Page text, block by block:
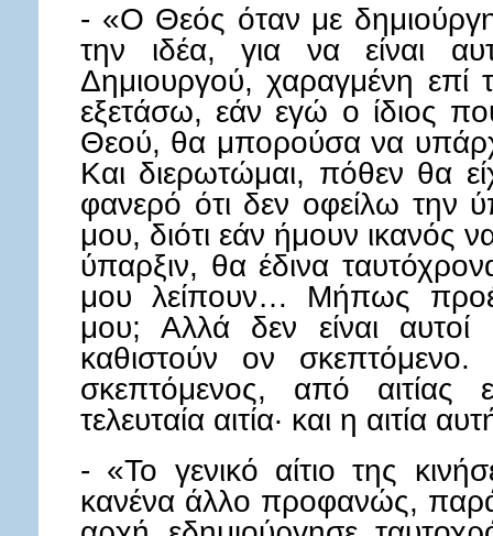
- «Ο Θεός όταν με
την ιδέα, για να είναι
Δημιουργού, χαραγμένη
εξετάσω, εάν εγώ ο ίδιος
Θεού, θα μπορούσα να
Και διερωτώμαι, πόθεν θα
φανερό ότι δεν οφείλω την
μου, διότι εάν ήμουν ικανός
ύπαρξιν, θα έδινα
μου λείπουν… Μήπως
μου; Αλλά δεν είναι
καθιστούν ον
σκεπτόμενος, από
τελευταία αιτία· και η αιτία
- «Το γενικό αίτιο της
κανένα άλλο προφανώς,